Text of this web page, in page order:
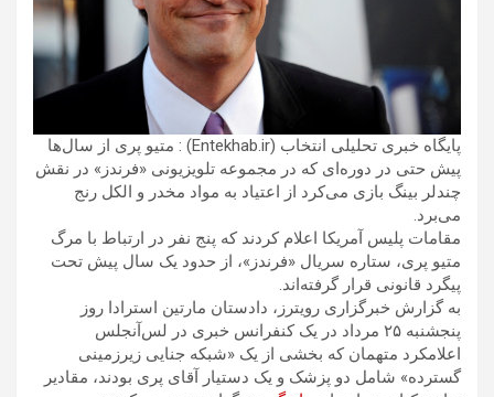
پایگاه خبری تحلیلی انتخاب (Entekhab.ir) : متیو پری از سال‌ها
پیش حتی در دوره‌ای که در مجموعه تلویزیونی «فرندز» در نقش
چندلر بینگ بازی می‌کرد از اعتیاد به مواد مخدر و الکل رنج
می‌برد.
مقامات پلیس آمریکا اعلام کردند که پنج نفر در ارتباط با مرگ
متیو پری، ستاره سریال «فرندز»، از حدود یک سال پیش تحت
پیگرد قانونی قرار گرفته‌اند.
به گزارش خبرگزاری رویترز، دادستان مارتین استرادا روز
پنجشنبه ۲۵ مرداد در یک کنفرانس خبری در لس‌آنجلس
اعلامکرد متهمان که بخشی از یک «شبکه جنایی زیرزمینی
گسترده» شامل دو پزشک و یک دستیار آقای پری بودند، مقادیر